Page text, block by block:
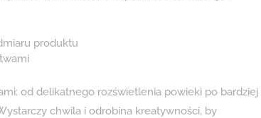
produktu
od delikatnego rozświetlenia powieki po bardziej
chwila i odrobina kreatywności, by